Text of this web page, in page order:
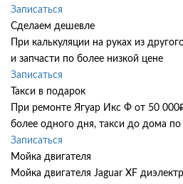
Записаться
Сделаем дешевле
При калькуляции на руках из
и запчасти по более низкой цене
Записаться
Такси в подарок
При ремонте Ягуар Икс Ф от 50
более одного дня, такси до дома
Записаться
Мойка двигателя
Мойка двигателя Jaguar XF